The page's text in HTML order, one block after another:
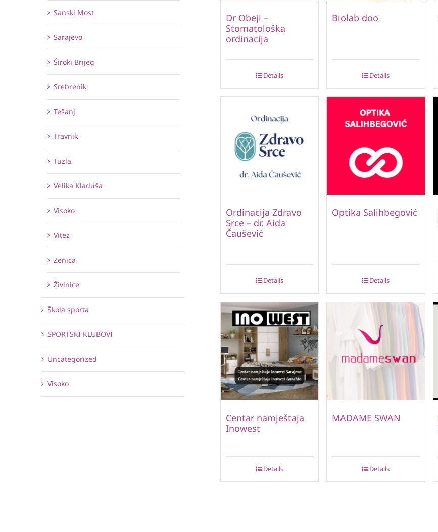
Dr Obeji –
Stomatološka
ordinacija
Details
Biolab doo
Details
Ordinacija Zdravo
Srce – dr. Aida
Čaušević
Details
Optika Salihbegović
Details
Centar namještaja
Inowest
Details
MADAME SWAN
Details
Sanski Most
Sarajevo
Široki Brijeg
Srebrenik
Tešanj
Travnik
Tuzla
Velika Kladuša
Visoko
Vitez
Zenica
Živinice
Škola sporta
SPORTSKI KLUBOVI
Uncategorized
Visoko